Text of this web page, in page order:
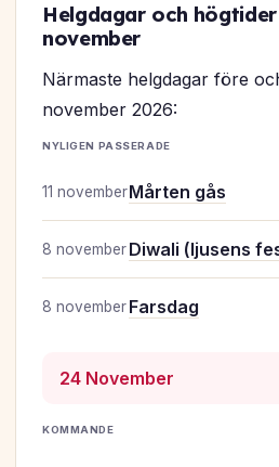
Helgdagar och
november
Närmaste helgdagar före
november 2026:
NYLIGEN PASSERADE
11 novemberMårten gås
8 novemberDiwali (ljusens
8 novemberFarsdag
24 November
KOMMANDE